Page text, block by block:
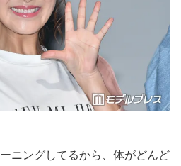
ニングしてるから、体がどんど